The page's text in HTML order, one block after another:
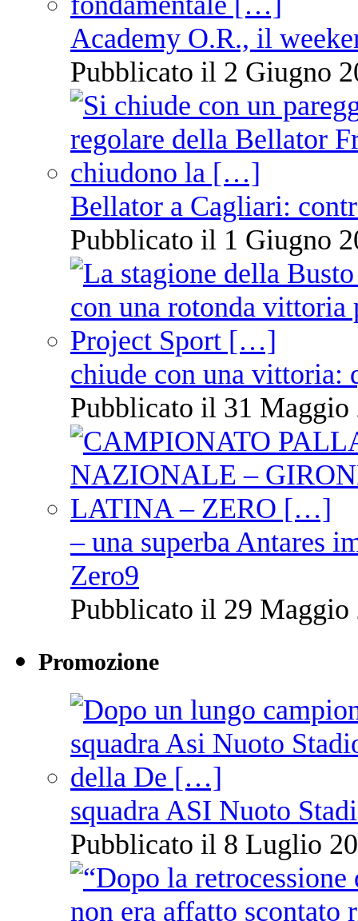
Academy O.R., il
Pubblicato il 2 Giugno
Bellator a Cagliari:
Pubblicato il 1 Giugno
chiude con una vittoria:
Pubblicato il 31 Maggio
– una superba Antares
Zero9
Pubblicato il 29 Maggio
Promozione
squadra ASI Nuoto
Pubblicato il 8 Luglio